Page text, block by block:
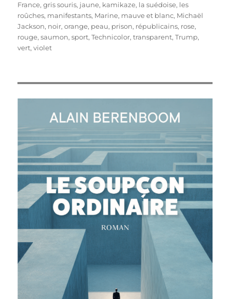
France,gris souris, jaune, kamikaze, la suédoise, les
roûches, manifestants, Marine, mauve et blanc, Michaël
Jackson, noir,orange, peau, prison, républicains, rose,
rouge,saumon,sport,Technicolor,transparent,Trump,
vert,violet